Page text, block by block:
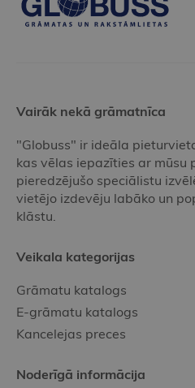
Vairāk nekā grāmatnīca
"Globuss" ir ideāla
kas vēlas iepazīties ar mūsu
pieredzējušo speciālistu
vietējo izdevēju labāko un
klāstu.
Veikala kategorijas
Grāmatu katalogs
E-grāmatu katalogs
Kancelejas preces
Noderīgā informācija